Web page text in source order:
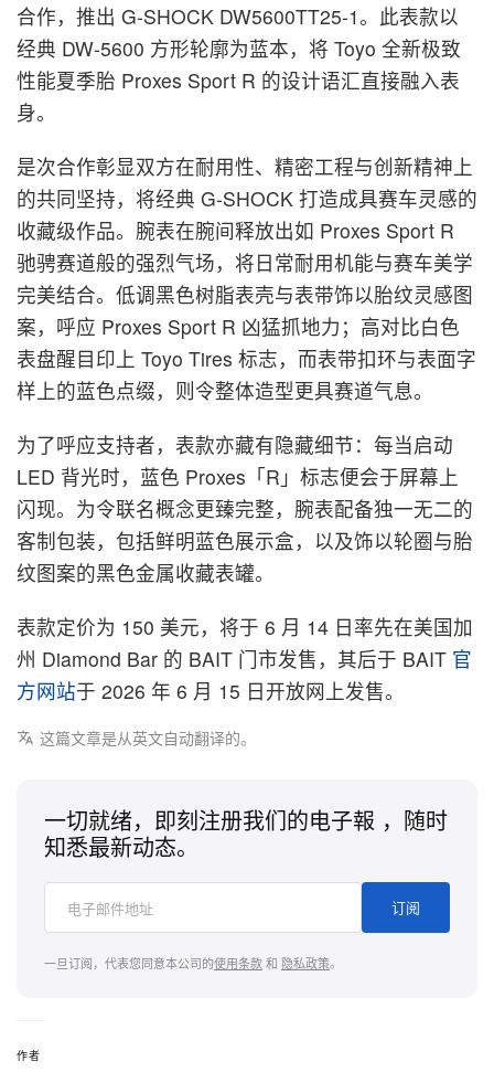
合作，推出 G-SHOCK DW5600TT25-1。此表款以
经典 DW-5600 方形轮廓为蓝本，将 Toyo 全新极致
性能夏季胎 Proxes Sport R 的设计语汇直接融入表
身。
是次合作彰显双方在耐用性、精密工程与创新精神上
的共同坚持，将经典 G-SHOCK 打造成具赛车灵感的
收藏级作品。腕表在腕间释放出如 Proxes Sport R
驰骋赛道般的强烈气场，将日常耐用机能与赛车美学
完美结合。低调黑色树脂表壳与表带饰以胎纹灵感图
案，呼应 Proxes Sport R 凶猛抓地力；高对比白色
表盘醒目印上 Toyo Tires 标志，而表带扣环与表面字
样上的蓝色点缀，则令整体造型更具赛道气息。
为了呼应支持者，表款亦藏有隐藏细节：每当启动
LED 背光时，蓝色 Proxes「R」标志便会于屏幕上
闪现。为令联名概念更臻完整，腕表配备独一无二的
客制包装，包括鲜明蓝色展示盒，以及饰以轮圈与胎
纹图案的黑色金属收藏表罐。
表款定价为 150 美元，将于 6 月 14 日率先在美国加
州 Diamond Bar 的 BAIT 门市发售，其后于 BAIT 官
方网站于 2026 年 6 月 15 日开放网上发售。
这篇文章是从英文自动翻译的。
一切就绪，即刻注册我们的电子報 ，随时
知悉最新动态。
订阅
一旦订阅，代表您同意本公司的使用条款和 隐私政策。
作者